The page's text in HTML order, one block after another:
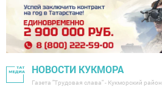
НОВОСТИ КУКМОРА
Газета "Трудовая слава" - Кукморский район